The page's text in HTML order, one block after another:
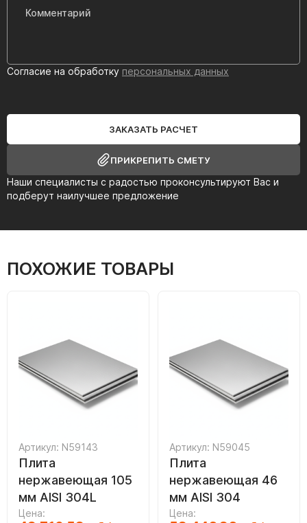
Наши специалисты с радостью проконсультируют Вас и
подберут наилучшее предложение
Согласие на обработку персональных данных
ЗАКАЗАТЬ РАСЧЕТ
ПРИКРЕПИТЬ СМЕТУ
ПОХОЖИЕ ТОВАРЫ
Артикул: N59143
Плита
нержавеющая 105
мм AISI 304L
Цена:
Артикул: N59045
Плита
нержавеющая 46
мм AISI 304
Цена: